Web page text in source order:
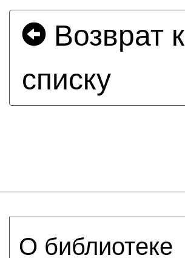
Возврат к
списку
О библиотеке